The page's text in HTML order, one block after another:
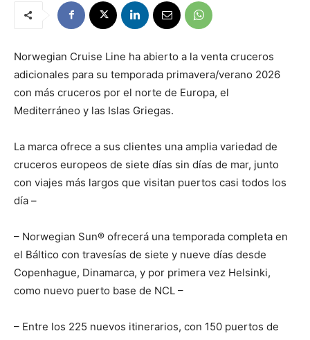
Norwegian Cruise Line ha abierto a la venta cruceros
adicionales para su temporada primavera/verano 2026
con más cruceros por el norte de Europa, el
Mediterráneo y las Islas Griegas.
La marca ofrece a sus clientes una amplia variedad de
cruceros europeos de siete días sin días de mar, junto
con viajes más largos que visitan puertos casi todos los
día –
– Norwegian Sun® ofrecerá una temporada completa en
el Báltico con travesías de siete y nueve días desde
Copenhague, Dinamarca, y por primera vez Helsinki,
como nuevo puerto base de NCL –
– Entre los 225 nuevos itinerarios, con 150 puertos de